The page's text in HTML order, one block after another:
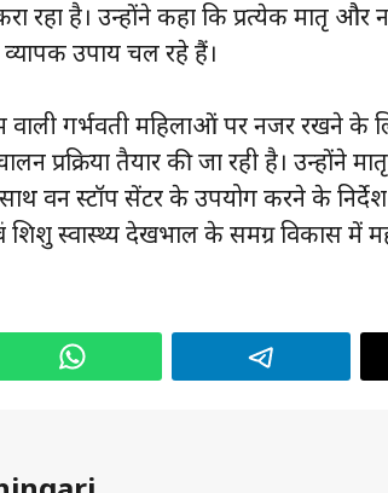
रहा है। उन्होंने कहा कि प्रत्येक मातृ और
व्यापक उपाय चल रहे हैं।
वाली गर्भवती महिलाओं पर नजर रखने
तैयार की जा रही है। उन्होंने
वन स्टॉप सेंटर के उपयोग करने के निर्देश
स्वास्थ्य देखभाल के समग्र विकास में